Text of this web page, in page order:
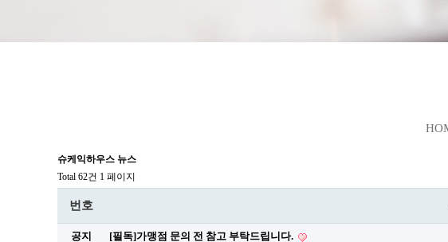
슈케익하우스 뉴스
Total 62건 1 페이지
번호
공지 [필독]가맹점 문의 전 참고 부탁드립니다.